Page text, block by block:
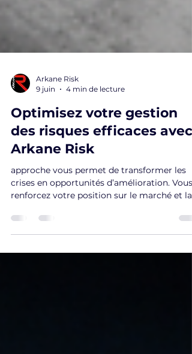
Arkane Risk
9 juin
4 min de lecture
Optimisez votre gestion
Arkane Risk
approche vous permet de transformer les
renforcez votre position sur le marché et la
confiance de vos clients.